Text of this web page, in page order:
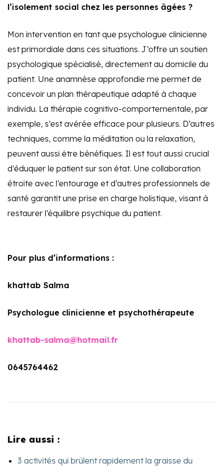
l’isolement social chez les personnes âgées ?
Mon intervention en tant que psychologue clinicienne
est primordiale dans ces situations. J’offre un soutien
psychologique spécialisé, directement au domicile du
patient. Une anamnèse approfondie me permet de
concevoir un plan thérapeutique adapté à chaque
individu. La thérapie cognitivo-comportementale, par
exemple, s’est avérée efficace pour plusieurs. D’autres
techniques, comme la méditation ou la relaxation,
peuvent aussi être bénéfiques. Il est tout aussi crucial
d’éduquer le patient sur son état. Une collaboration
étroite avec l’entourage et d’autres professionnels de
santé garantit une prise en charge holistique, visant à
restaurer l’équilibre psychique du patient.
Pour plus d’informations :
khattab Salma
Psychologue clinicienne et psychothérapeute
khattab-salma@hotmail.fr
0645764462
Lire aussi :
3 activités qui brûlent rapidement la graisse du